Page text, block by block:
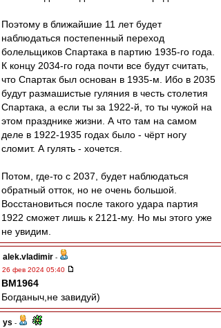
Поэтому в ближайшие 11 лет будет
наблюдаться постепенный переход
болельщиков Спартака в партию 1935-го года.
К концу 2034-го года почти все будут считать,
что Спартак был основан в 1935-м. Ибо в 2035
будут размашистые гуляния в честь столетия
Спартака, а если ты за 1922-й, то ты чужой на
этом празднике жизни. А что там на самом
деле в 1922-1935 годах было - чёрт ногу
сломит. А гулять - хочется.
Потом, где-то с 2037, будет наблюдаться
обратный отток, но не очень большой.
Восстановиться после такого удара партия
1922 сможет лишь к 2121-му. Но мы этого уже
не увидим.
alek.vladimir -
26 фев 2024 05:40
BM1964
Богданыч,не завидуй)
ys -